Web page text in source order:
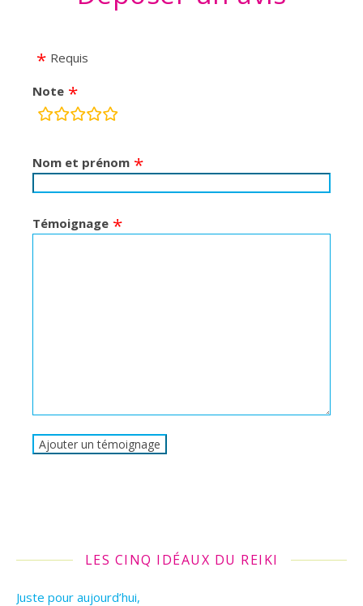
Requis
Note
champs
Nom et prénom
Témoignage
LES CINQ IDÉAUX DU REIKI
Juste pour aujourd’hui,